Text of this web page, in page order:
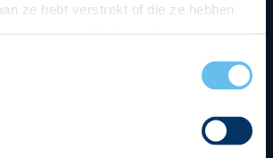
ze hebt verstrekt of die ze hebben
wijze. Je kunt je toestemming
en cookieverklaring pagina.